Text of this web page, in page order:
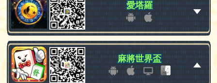
愛塔羅
愛塔羅
麻將世界盃
麻將世界盃